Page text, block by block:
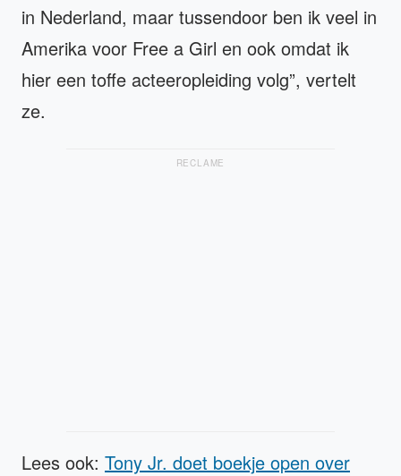
in Nederland, maar tussendoor ben ik veel in
Amerika voor Free a Girl en ook omdat ik
hier een toffe acteeropleiding volg”, vertelt
ze.
RECLAME
Lees ook: Tony Jr. doet boekje open over